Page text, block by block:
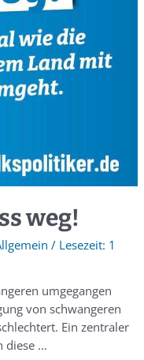
weg!
/
1
umgegangen
von schwangeren
Ein zentraler
diese …